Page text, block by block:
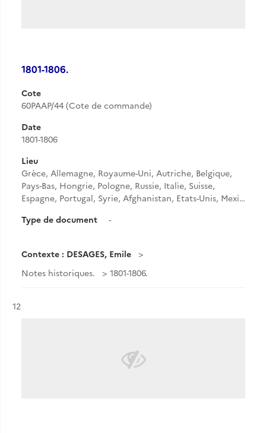
1801-1806.
Cote
60PAAP/44 (Cote de commande)
Date
1801-1806
Lieu
Grèce, Allemagne, Royaume-Uni, Autriche, Belgique,
Pays-Bas, Hongrie, Pologne, Russie, Italie, Suisse,
Espagne, Portugal, Syrie, Afghanistan, Etats-Unis, Mexi…
Type de document
-
Contexte : DESAGES, Emile
Notes historiques.
1801-1806.
Résultat n°
12